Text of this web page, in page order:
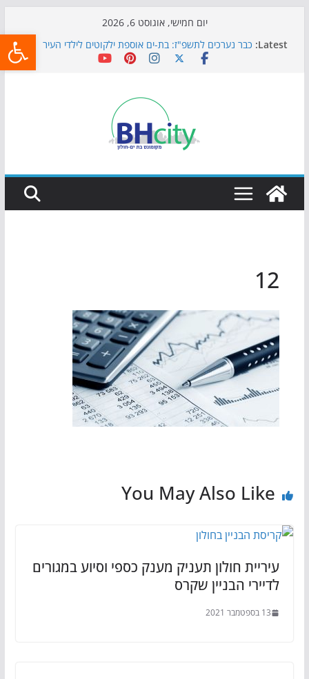
יום חמישי, אוגוסט 6, 2026
Latest: כבר נערכים לתשפ"ז: בת-ים אוספת ילקוטים לילדי העיר
חגיגות המאה מגיעות לחוף: מופע המזרקות חוזר לבת-ים
הקיץ של בני הנוער בבת־ים: חוף הריביירה הופך למרחב
התמודדות והכנה לתקופת שינוי
12
You May Also Like
עיריית חולון תעניק מענק כספי וסיוע במגורים
לדיירי הבניין שקרס
13 בספטמבר 2021